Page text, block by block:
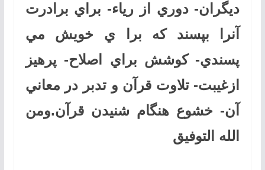
ديگران- دوري از رياء- براي برادرت
آنرا بپسند كه برا ي خويش مي
پسندي- كوشش براي اصلاح- پرهيز
ازغيبت- تلاوت قرآن و تدبر در معاني
آن- خشوع هنگام شنيدن قرآن.ومن
الله التوفیق